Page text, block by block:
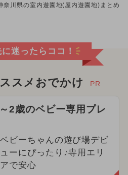
奈川県の室内遊園地(屋内遊園地)まとめ
迷ったらココ！
スメおでかけ PR
2歳のベビー専用プレ
ベビーちゃんの遊び場デビ
ューにぴったり♪専用エリ
アで安心